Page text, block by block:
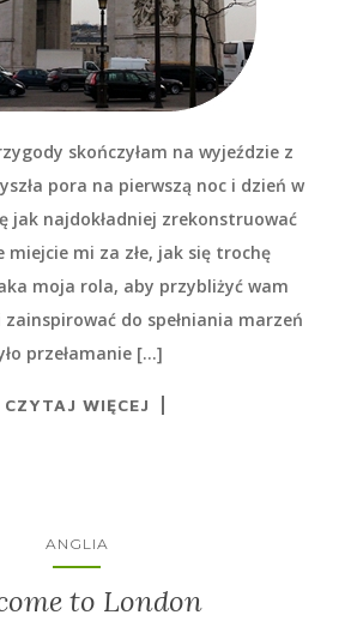
skończyłam na wyjeździe z
pora na pierwszą noc i dzień w
jak najdokładniej zrekonstruować
miejcie mi za złe, jak się trochę
moja rola, aby przybliżyć wam
zainspirować do spełniania marzeń
przełamanie […]
CZYTAJ WIĘCEJ
ANGLIA
to London